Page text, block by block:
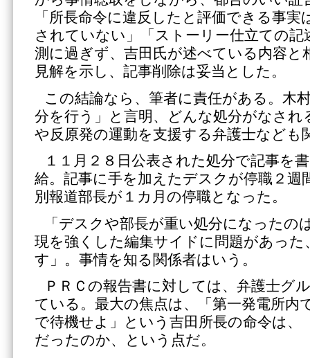
「所長命令に違反したと評価できる事
されていない」「ストーリー仕立ての記
測に過ぎず、吉田氏が述べている内容と
見解を示し、記事削除は妥当とした。
この結論なら、筆者に責任がある。木
分を行う」と言明、どんな処分がなされ
や反原発の運動を支援する弁護士なども
１１月２８日公表された処分で記事を
給。記事に手を加えたデスクが停職２週
別報道部長が１カ月の停職となった。
「デスクや部長が重い処分になったの
現を強くした編集サイドに問題があった
す」。事情を知る関係者はいう。
ＰＲＣの報告書に対しては、弁護士グ
ている。最大の焦点は、「第一発電所内
で待機せよ」という吉田所長の命令は、
だったのか、という点だ。